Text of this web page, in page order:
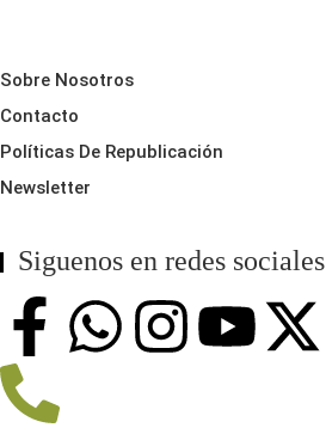
Sobre Nosotros
Contacto
Políticas De Republicación
Newsletter
Siguenos en redes sociales